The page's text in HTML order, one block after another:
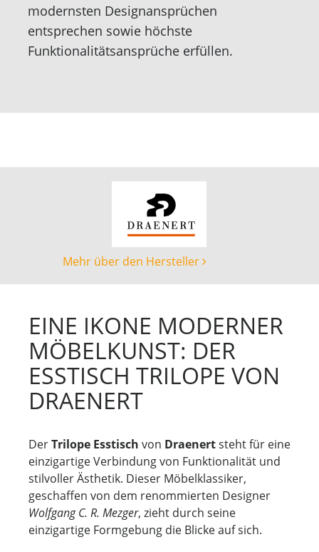
modernsten Designansprüchen
entsprechen sowie höchste
Funktionalitätsansprüche erfüllen.
Mehr über den Hersteller
EINE IKONE MODERNER
MÖBELKUNST: DER
ESSTISCH TRILOPE VON
DRAENERT
DerTrilope Esstisch von Draenertsteht für eine
einzigartige Verbindung von Funktionalität und
stilvoller Ästhetik. Dieser Möbelklassiker,
geschaffen von dem renommierten Designer
Wolfgang C. R. Mezger, zieht durch seine
einzigartige Formgebung die Blicke auf sich.